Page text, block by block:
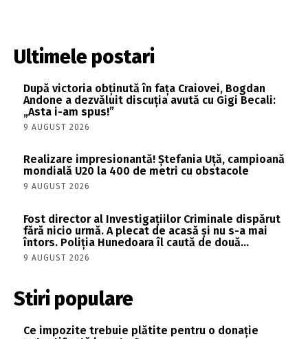
Ultimele postari
După victoria obținută în fața Craiovei, Bogdan
Andone a dezvăluit discuția avută cu Gigi Becali:
„Asta i-am spus!”
9 AUGUST 2026
Realizare impresionantă! Ștefania Uță, campioană
mondială U20 la 400 de metri cu obstacole
9 AUGUST 2026
Fost director al Investigațiilor Criminale dispărut
fără nicio urmă. A plecat de acasă și nu s-a mai
întors. Poliția Hunedoara îl caută de două...
9 AUGUST 2026
Stiri populare
Ce impozite trebuie plătite pentru o donație